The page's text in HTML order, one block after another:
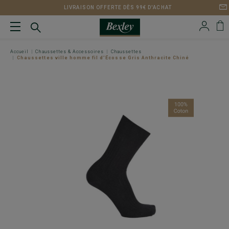
LIVRAISON OFFERTE DÈS 99€ D'ACHAT
Accueil Chaussettes & Accessoires
Chaussettes
Chaussettes ville homme fil d’Écosse Gris Anthracite Chiné